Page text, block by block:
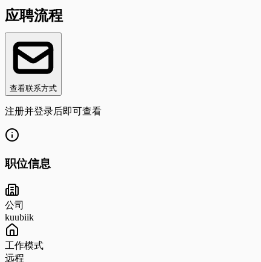
应聘流程
查看联系方式
注册并登录后即可查看
职位信息
公司
kuubiik
工作模式
远程